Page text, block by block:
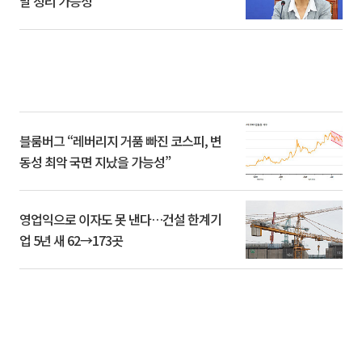
블룸버그 “레버리지 거품 빠진 코스피, 변
동성 최악 국면 지났을 가능성”
영업익으로 이자도 못 낸다…건설 한계기
업 5년 새 62→173곳